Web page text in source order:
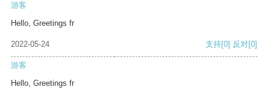
游客
Hello, Greetings fr
2022-05-24 支持[0] 反对[0]
游客
Hello, Greetings fr